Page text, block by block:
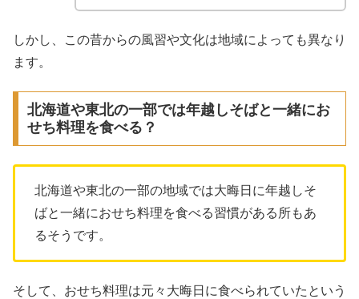
しかし、この昔からの風習や文化は地域によっても異なり
ます。
北海道や東北の一部では年越しそばと一緒にお
せち料理を食べる？
北海道や東北の一部の地域では大晦日に年越しそ
ばと一緒におせち料理を食べる習慣がある所もあ
るそうです。
そして、おせち料理は元々大晦日に食べられていたという